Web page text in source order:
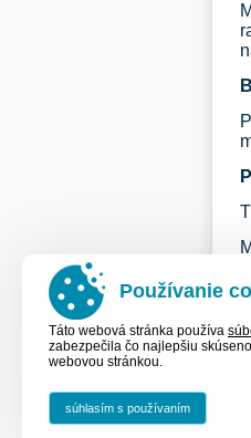
Používanie
Táto webová stránka používa
zabezpečila čo najlepšiu
webovou stránkou.
súhlasím s používaním